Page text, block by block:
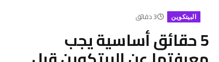
البيتكوين 3 دقائق
5 حقائق أساسية يجب